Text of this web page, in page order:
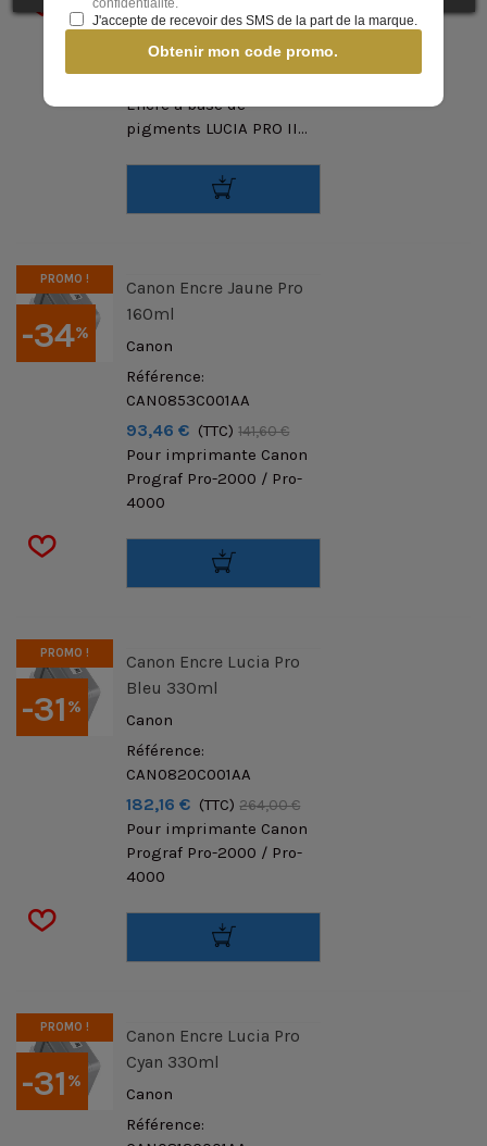
pérennes. Points
forts• Couleur Jaune pour
des impressions
éclatantes et fidèles.•
Encre à base de
pigments LUCIA PRO II...
-34%
PROMO !
Canon Encre Jaune Pro
160ml
Canon
Référence:
CAN0853C001AA
93,46 € (TTC) 141,60 €
Pour imprimante Canon
Prograf Pro-2000 / Pro-
4000
-31 %
PROMO !
Canon Encre Lucia Pro
Bleu 330ml
Canon
Référence:
CAN0820C001AA
182,16 € (TTC) 264,00 €
Pour imprimante Canon
Prograf Pro-2000 / Pro-
4000
-31 %
PROMO !
Canon Encre Lucia Pro
Cyan 330ml
Canon
Référence:
confidentialité.
J'accepte de recevoir des SMS de la part de la marque.
Obtenir mon code promo.